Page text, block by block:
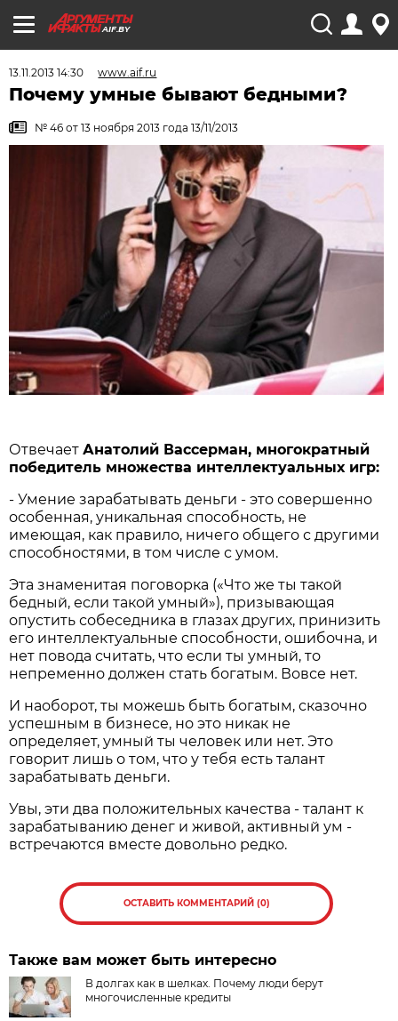
AIF.BY
13.11.2013 14:30 www.aif.ru
Почему умные бывают бедными?
№ 46 от 13 ноября 2013 года 13/11/2013
ОтвечаетАнатолий Вассерман, многократный
победитель множества интеллектуальных игр:
- Умение зарабатывать деньги - это совершенно
особенная, уникальная способность, не
имеющая, как правило, ничего общего с другими
способностями, в том числе с умом.
Эта знаменитая поговорка («Что же ты такой
бедный, если такой умный»), призывающая
опустить собеседника в глазах других, принизить
его интеллектуальные способности, ошибочна, и
нет повода считать, что если ты умный, то
непременно должен стать богатым. Вовсе нет.
И наоборот, ты можешь быть богатым, сказочно
успешным в бизнесе, но это никак не
определяет, умный ты человек или нет. Это
говорит лишь о том, что у тебя есть талант
зарабатывать деньги.
Увы, эти два положительных качества - талант к
зарабатыванию денег и живой, активный ум -
встречаются вместе довольно редко.
ОСТАВИТЬ КОММЕНТАРИЙ (0)
Также вам может быть интересно
В долгах как в шелках. Почему люди берут
многочисленные кредиты